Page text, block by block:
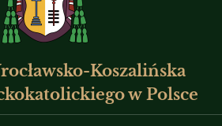
Koszalińska
w Polsce